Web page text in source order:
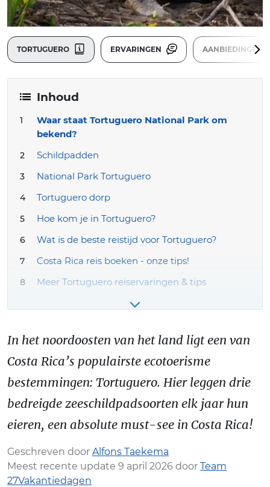
TORTUGUERO ERVARINGEN AANBIEDINGEN
Inhoud
Waar staat Tortuguero National Park om
bekend?
Schildpadden
National Park Tortuguero
Tortuguero dorp
Hoe kom je in Tortuguero?
Wat is de beste reistijd voor Tortuguero?
Costa Rica reis boeken - onze tips!
Meer Tortuguero reiservaringen & tips
In het noordoosten van het land ligt een van
Costa Rica’s populairste ecotoerisme
bestemmingen: Tortuguero. Hier leggen drie
bedreigde zeeschildpadsoorten elk jaar hun
eieren, een absolute must-see in Costa Rica!
Geschreven door Alfons Taekema
Meest recente update 9 april 2026 door Team
27Vakantiedagen